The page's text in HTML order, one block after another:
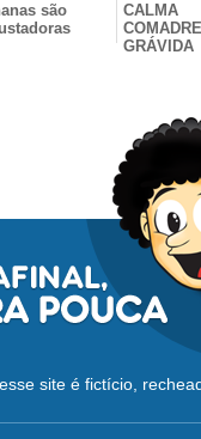
são
CALMA
GRÁVIDA
site é fictício,